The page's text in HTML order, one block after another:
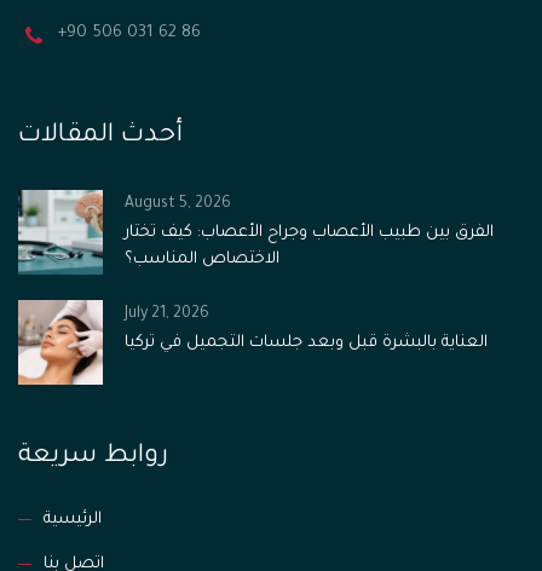
+90 506 031 62 86
أحدث المقالات
August 5, 2026
الفرق بين طبيب الأعصاب وجراح الأعصاب: كيف تختار
الاختصاص المناسب؟
July 21, 2026
العناية بالبشرة قبل وبعد جلسات التجميل في تركيا
روابط سريعة
الرئيسية
اتصل بنا